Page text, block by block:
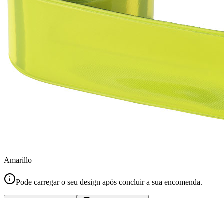
Amarillo
Pode carregar o seu design após concluir a sua encomenda.